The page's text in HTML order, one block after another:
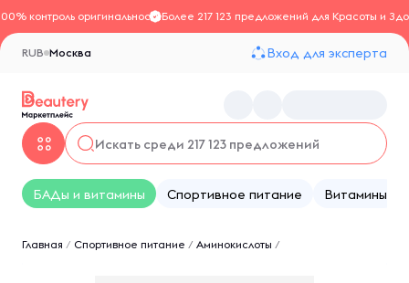
контроль оригинальностиБолее 217 123 предложений для Красоты и
Москва
RUB Вход для эксперта
БАДы и витамины Спортивное питание Витамины
Главная / Спортивное питание / Аминокислоты /